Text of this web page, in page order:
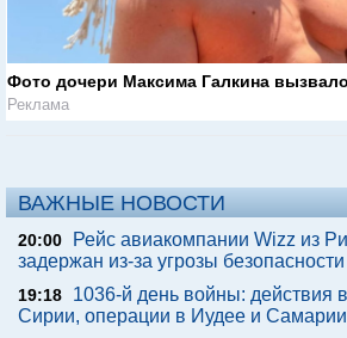
Фото дочери Максима Галкина
Реклама
ВАЖНЫЕ НОВОСТИ
20:00
Рейс авиакомпании Wizz из
задержан из-за угрозы безопасности
19:18
1036-й день войны: действия
Сирии, операции в Иудее и Самарии